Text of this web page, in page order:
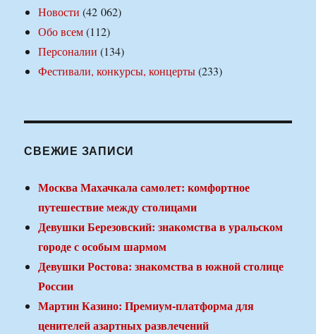
Новости (42 062)
Обо всем(112)
Персоналии (134)
Фестивали, конкурсы, концерты(233)
СВЕЖИЕ ЗАПИСИ
Москва Махачкала самолет: комфортное
путешествие между столицами
Девушки Березовский: знакомства в уральском
городе с особым шармом
Девушки Ростова: знакомства в южной столице
России
Мартин Казино: Премиум-платформа для
ценителей азартных развлечений